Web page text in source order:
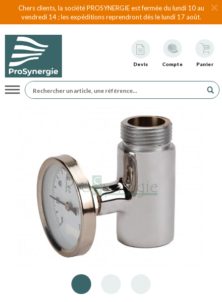
Chers clients, la société PROSYNERGIE est fermée du lundi 10 au
vendredi 14 ; les expéditions reprendront dès le lundi 17 août.
Devis Compte Panier
Navigation